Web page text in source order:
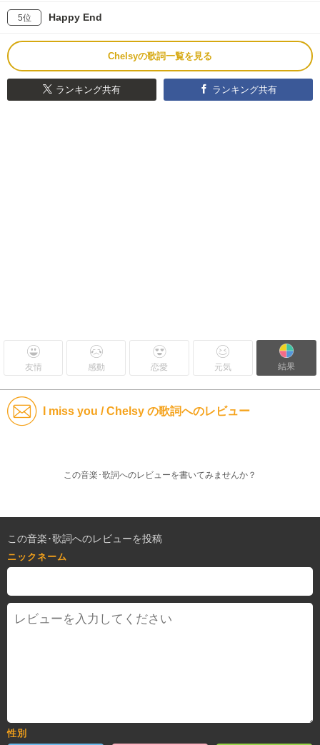
5位 Happy End
Chelsyの歌詞一覧を見る
ランキング共有 ランキング共有
友情 感動 恋愛 元気 結果
I miss you / Chelsy の歌詞へのレビュー
この音楽･歌詞へのレビューを書いてみませんか？
この音楽･歌詞へのレビューを投稿
ニックネーム
性別